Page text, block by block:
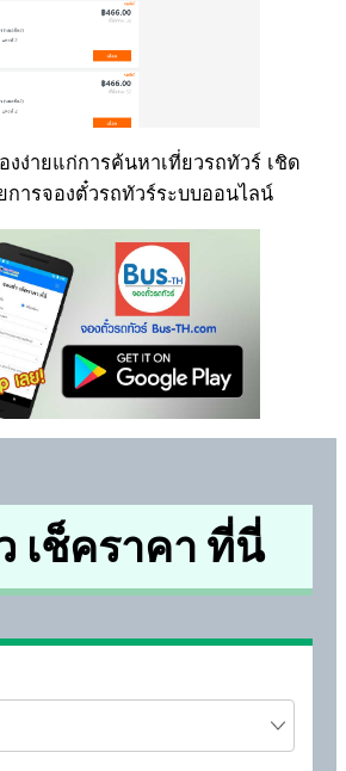
ง่ายแก่การค้นหาเที่ยวรถทัวร์ เชิด
ารจองตั๋วรถทัวร์ระบบออนไลน์
เช็คราคา ที่นี่